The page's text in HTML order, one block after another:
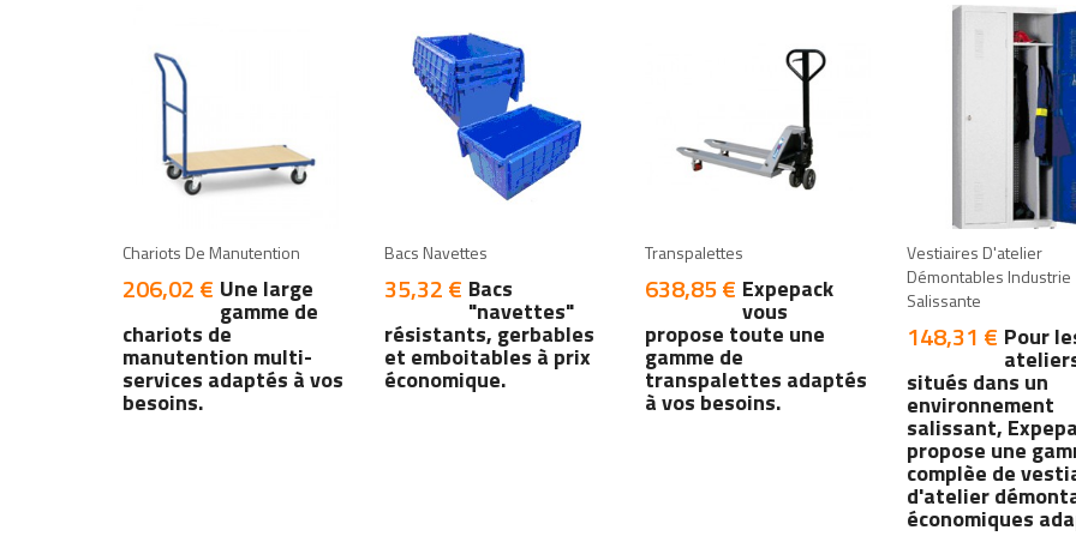
Chariots De Manutention
206,02 € Prix
add
Une large
gamme de
chariots de
manutention multi-
services adaptés à vos
besoins.
Bacs Navettes
35,32 € Prix
add
Bacs
"navettes"
résistants, gerbables
et emboitables à prix
économique.
Transpalettes
638,85 € Prix
add
Expepack
vous
propose toute une
gamme de
transpalettes adaptés
à vos besoins.
Vestiaires D'atelier
Démontables Industrie
Salissante
148,31 € Prix
Pour
situés dans un
environnement
salissant,
propose une
complèe de
d'atelier
économiques